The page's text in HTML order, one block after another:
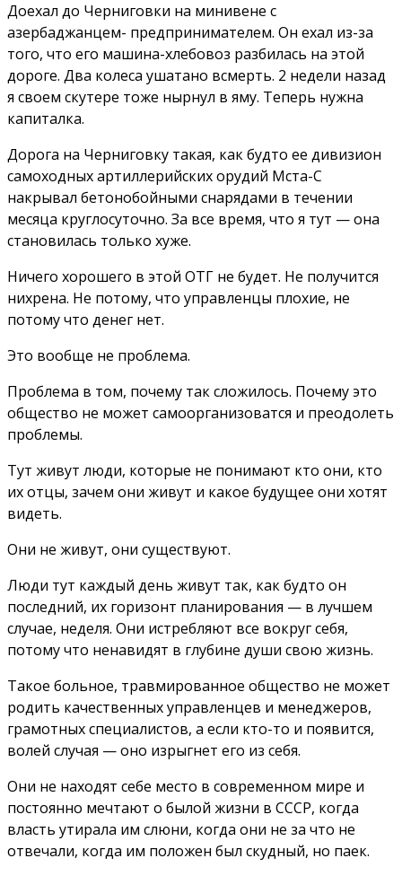
Доехал до Черниговки на минивене с
азербаджанцем- предпринимателем. Он ехал из-за
того, что его машина-хлебовоз разбилась на этой
дороге. Два колеса ушатано всмерть. 2 недели назад
я своем скутере тоже нырнул в яму. Теперь нужна
капиталка.
Дорога на Черниговку такая, как будто ее дивизион
самоходных артиллерийских орудий Мста-С
накрывал бетонобойными снарядами в течении
месяца круглосуточно. За все время, что я тут — она
становилась только хуже.
Ничего хорошего в этой ОТГ не будет. Не получится
нихрена. Не потому, что управленцы плохие, не
потому что денег нет.
Это вообще не проблема.
Проблема в том, почему так сложилось. Почему это
общество не может самоорганизоватся и преодолеть
проблемы.
Тут живут люди, которые не понимают кто они, кто
их отцы, зачем они живут и какое будущее они хотят
видеть.
Они не живут, они существуют.
Люди тут каждый день живут так, как будто он
последний, их горизонт планирования — в лучшем
случае, неделя. Они истребляют все вокруг себя,
потому что ненавидят в глубине души свою жизнь.
Такое больное, травмированное общество не может
родить качественных управленцев и менеджеров,
грамотных специалистов, а если кто-то и появится,
волей случая — оно изрыгнет его из себя.
Они не находят себе место в современном мире и
постоянно мечтают о былой жизни в СССР, когда
власть утирала им слюни, когда они не за что не
отвечали, когда им положен был скудный, но паек.